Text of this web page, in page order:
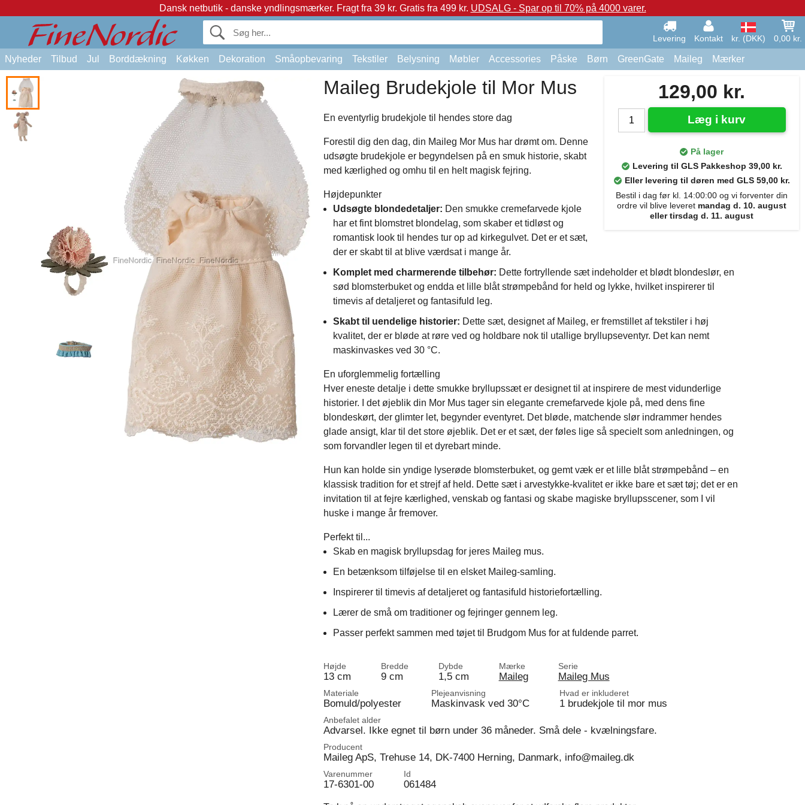
Dansk netbutik - danske yndlingsmærker. Fragt fra 39 kr. Gratis fra 499 kr. UDSALG - Spar op til 70% på 4000 varer.
Levering Kontakt kr. (DKK) 0,00 kr.
Nyheder Tilbud Jul Borddækning Køkken Dekoration Småopbevaring Tekstiler Belysning Møbler Accessories Påske Børn GreenGate Maileg Mærker
129,00 kr.
Læg i kurv
På lager
Levering til GLS Pakkeshop 39,00 kr.
Eller levering til døren med GLS 59,00 kr.
Bestil i dag før kl. 14:00:00 og vi forventer din
ordre vil blive leveret mandag d. 10. august
eller tirsdag d. 11. august
Maileg Brudekjole til Mor Mus
En eventyrlig brudekjole til hendes store dag
Forestil dig den dag, din Maileg Mor Mus har drømt om. Denne
udsøgte brudekjole er begyndelsen på en smuk historie, skabt
med kærlighed og omhu til en helt magisk fejring.
Højdepunkter
Udsøgte blondedetaljer: Den smukke cremefarvede kjole
har et fint blomstret blondelag, som skaber et tidløst og
romantisk look til hendes tur op ad kirkegulvet. Det er et sæt,
der er skabt til at blive værdsat i mange år.
Komplet med charmerende tilbehør: Dette fortryllende sæt indeholder et blødt blondeslør, en
sød blomsterbuket og endda et lille blåt strømpebånd for held og lykke, hvilket inspirerer til
timevis af detaljeret og fantasifuld leg.
Skabt til uendelige historier: Dette sæt, designet af Maileg, er fremstillet af tekstiler i høj
kvalitet, der er bløde at røre ved og holdbare nok til utallige bryllupseventyr. Det kan nemt
maskinvaskes ved 30 °C.
En uforglemmelig fortælling
Hver eneste detalje i dette smukke bryllupssæt er designet til at inspirere de mest vidunderlige
historier. I det øjeblik din Mor Mus tager sin elegante cremefarvede kjole på, med dens fine
blondeskørt, der glimter let, begynder eventyret. Det bløde, matchende slør indrammer hendes
glade ansigt, klar til det store øjeblik. Det er et sæt, der føles lige så specielt som anledningen, og
som forvandler legen til et dyrebart minde.
Hun kan holde sin yndige lyserøde blomsterbuket, og gemt væk er et lille blåt strømpebånd – en
klassisk tradition for et strejf af held. Dette sæt i arvestykke-kvalitet er ikke bare et sæt tøj; det er en
invitation til at fejre kærlighed, venskab og fantasi og skabe magiske bryllupsscener, som I vil
huske i mange år fremover.
Perfekt til...
Skab en magisk bryllupsdag for jeres Maileg mus.
En betænksom tilføjelse til en elsket Maileg-samling.
Inspirerer til timevis af detaljeret og fantasifuld historiefortælling.
Lærer de små om traditioner og fejringer gennem leg.
Passer perfekt sammen med tøjet til Brudgom Mus for at fuldende parret.
Højde
13 cm
Bredde
9 cm
Dybde
1,5 cm
Mærke
Maileg
Serie
Maileg Mus
Materiale
Bomuld/polyester
Plejeanvisning
Maskinvask ved 30°C
Hvad er inkluderet
1 brudekjole til mor mus
Anbefalet alder
Advarsel. Ikke egnet til børn under 36 måneder. Små dele - kvælningsfare.
Producent
Maileg ApS, Trehuse 14, DK-7400 Herning, Danmark, info@maileg.dk
Varenummer
17-6301-00
Id
061484